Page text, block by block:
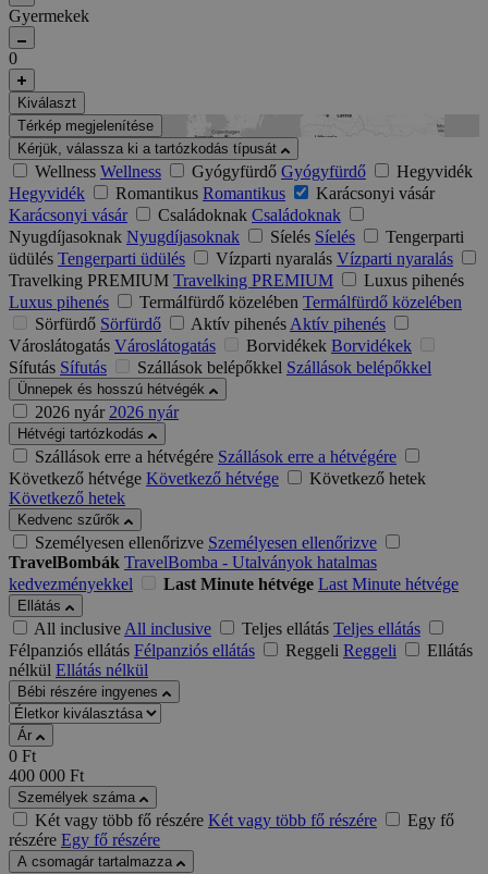
Gyermekek
0
Kiválaszt
Térkép megjelenítése
Kérjük, válassza ki a tartózkodás típusát
Wellness Wellness Gyógyfürdő Gyógyfürdő
Hegyvidék
Hegyvidék
Romantikus Romantikus
Karácsonyi vásár
Karácsonyi vásár
Családoknak Családoknak
Nyugdíjasoknak Nyugdíjasoknak Síelés Síelés
Tengerparti
üdülés Tengerparti üdülés Vízparti nyaralás Vízparti nyaralás
Travelking PREMIUM Travelking PREMIUM
Luxus pihenés
Luxus pihenés
Termálfürdő közelében Termálfürdő közelében
Sörfürdő Sörfürdő Aktív pihenésAktív pihenés
Városlátogatás Városlátogatás Borvidékek Borvidékek
Sífutás Sífutás Szállások belépőkkel Szállások belépőkkel
Ünnepek és hosszú hétvégék
2026 nyár 2026 nyár
Hétvégi tartózkodás
Szállások erre a hétvégére Szállások erre a hétvégére
Következő hétvége Következő hétvége
Következő hetek
Következő hetek
Kedvenc szűrők
Személyesen ellenőrizve Személyesen ellenőrizve
TravelBombák TravelBomba - Utalványok hatalmas
kedvezményekkel
Last Minute hétvége Last Minute hétvége
Ellátás
All inclusiveAll inclusive Teljes ellátás Teljes ellátás
Félpanziós ellátás Félpanziós ellátás Reggeli Reggeli
Ellátás
nélkül Ellátás nélkül
Bébi részére ingyenes
Ár
0 Ft
400 000 Ft
Személyek száma
Két vagy több fő részére Két vagy több fő részére
Egy fő
részére Egy fő részére
A csomagár tartalmazza